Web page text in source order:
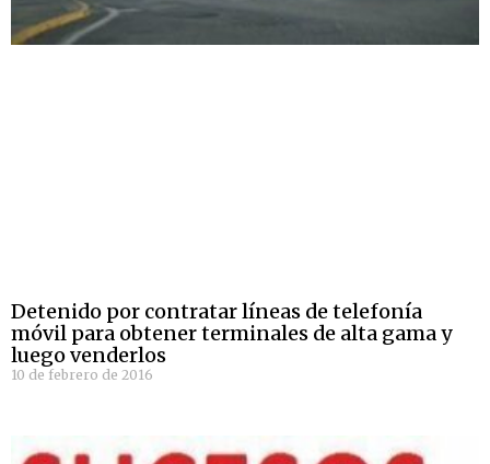
Detenido por contratar líneas de telefonía
móvil para obtener terminales de alta gama y
luego venderlos
10 de febrero de 2016